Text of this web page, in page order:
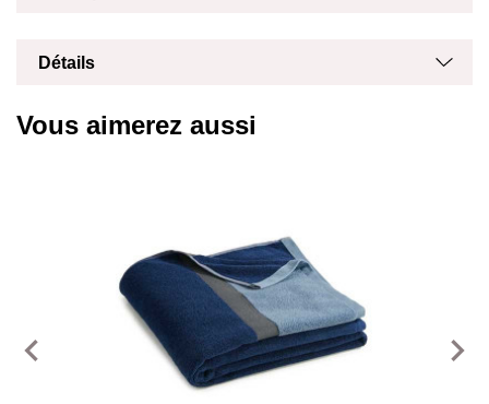
Détails
Vous aimerez aussi
navigate_before navigate_next